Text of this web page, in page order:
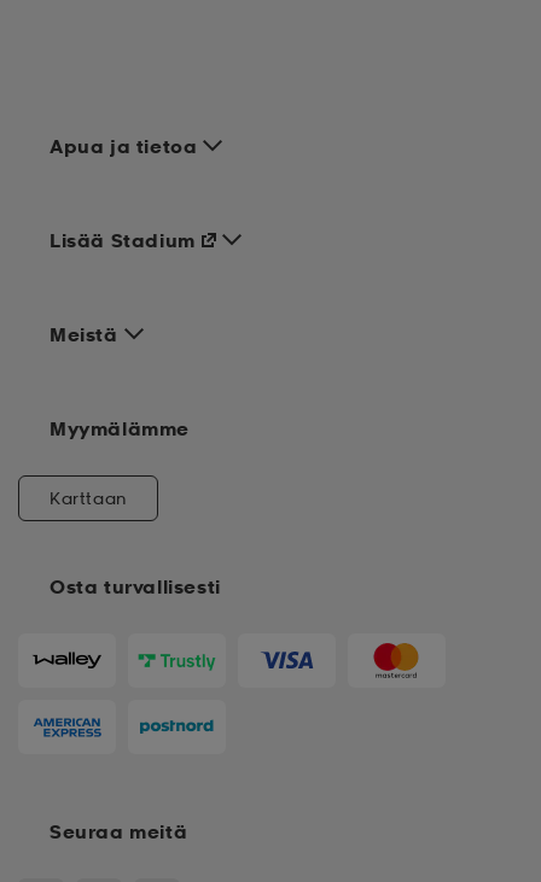
Apua ja tietoa
Meistä
Osta turvallisesti
Lisää Stadium
Myymälämme
Karttaan
Seuraa meitä